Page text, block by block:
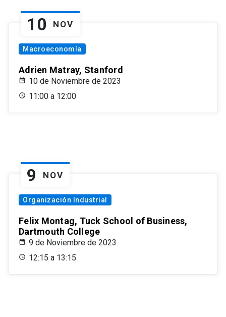
10 NOV
Macroeconomía
Adrien Matray, Stanford
10 de Noviembre de 2023
11:00 a 12:00
9 NOV
Organización Industrial
Felix Montag, Tuck School of Business,
Dartmouth College
9 de Noviembre de 2023
12:15 a 13:15